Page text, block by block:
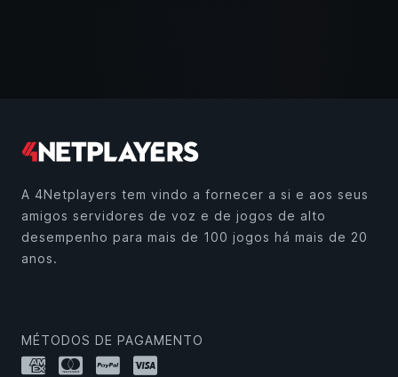
A 4Netplayers tem vindo a fornecer a si e aos seus
amigos servidores de voz e de jogos de alto
desempenho para mais de 100 jogos há mais de 20
anos.
MÉTODOS DE PAGAMENTO